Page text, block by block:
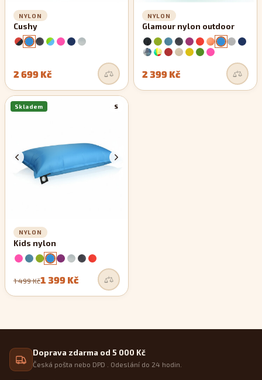
NYLON
Cushy
2 699 Kč
NYLON
Glamour nylon outdoor
2 399 Kč
S
Skladem
NYLON
Kids nylon
1 499 Kč1 399 Kč
Doprava zdarma od 5 000 Kč
Česká pošta nebo DPD . Odeslání do 24 hodin.